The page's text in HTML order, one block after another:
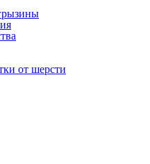
от шерсти